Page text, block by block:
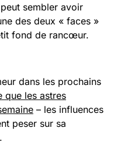
sembler avoir
des deux « faces »
fond de rancœur.
dans les prochains
que les astres
– les influences
peser sur sa